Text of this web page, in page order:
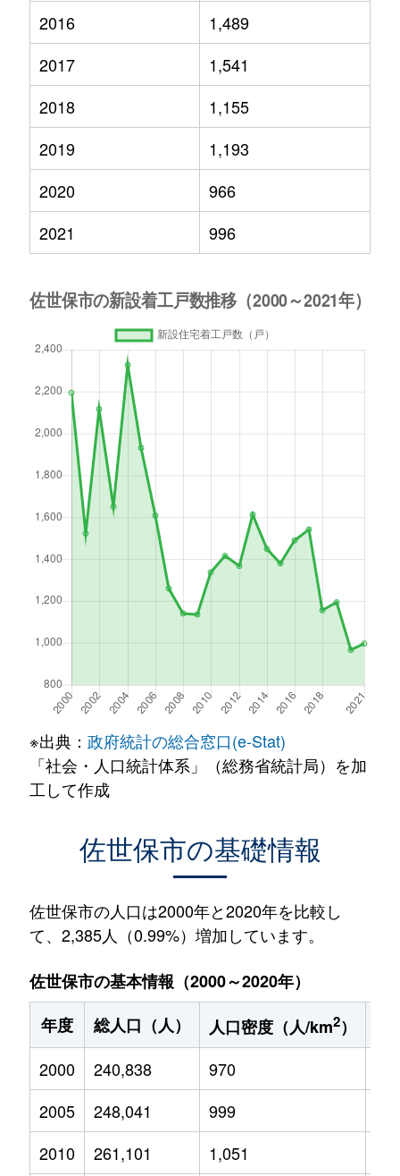
2016
1,489
2017
1,541
2018
1,155
2019
1,193
2020
966
2021
996
※出典： 政府統計の総合窓口(e-Stat)
「社会・人口統計体系」（総務省統計局）を加
工して作成
佐世保市の基礎情報
佐世保市の人口は2000年と2020年を比較し
て、2,385人（0.99%）増加しています。
佐世保市の基本情報（2000～2020年）
年度
総人口（人） 人口密度（人/km2）
2000
240,838 970
2005
248,041 999
2010
261,101 1,051